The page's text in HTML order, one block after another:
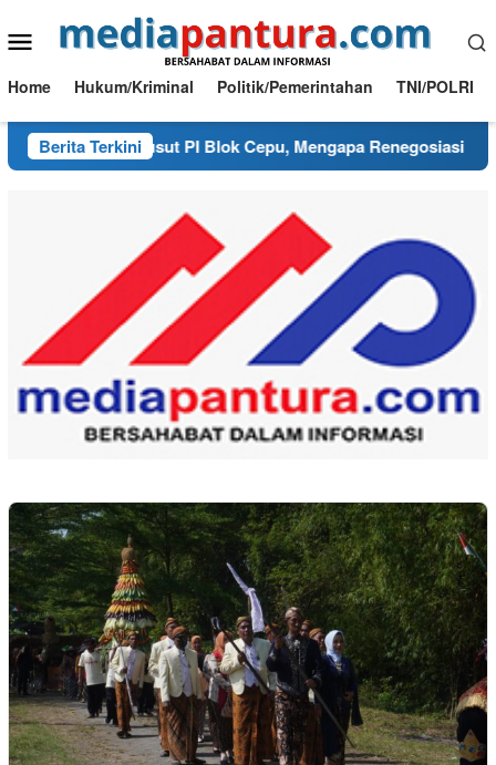
ke
Menu
Mobile
Home Hukum/Kriminal Politik/Pemerintahan TNI/POLRI
Berita Terkini
Benang Kusut PI Blok Cepu, Mengapa Renegosiasi Harus